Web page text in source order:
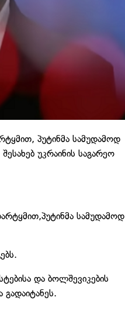
პუტინმა სამუდამოდ
უკრაინის საგარეო
სამუდამოდ
და ბოლშევიკების